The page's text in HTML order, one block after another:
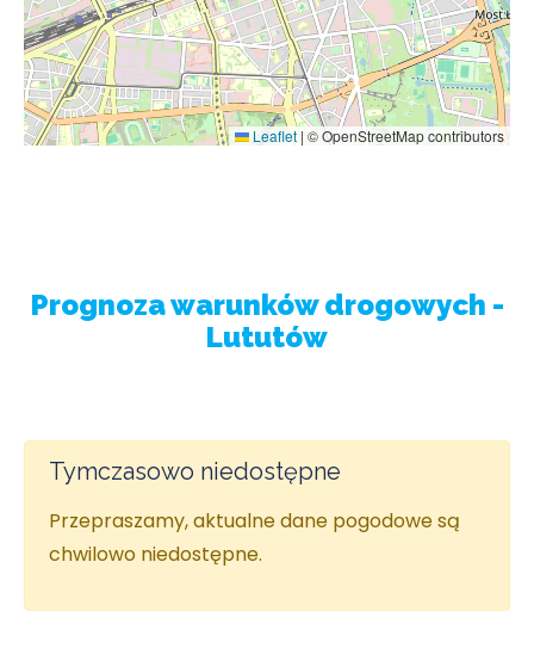
Leaflet | © OpenStreetMap contributors
Prognoza warunków drogowych -
Lututów
Tymczasowo niedostępne
Przepraszamy, aktualne dane pogodowe są
chwilowo niedostępne.